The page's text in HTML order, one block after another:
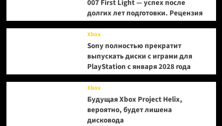
007 First Light — успех после
долгих лет подготовки. Рецензия
Xbox
Sony полностью прекратит
выпускать диски с играми для
PlayStation с января 2028 года
Xbox
Будущая Xbox Project Helix,
вероятно, будет лишена
дисковода